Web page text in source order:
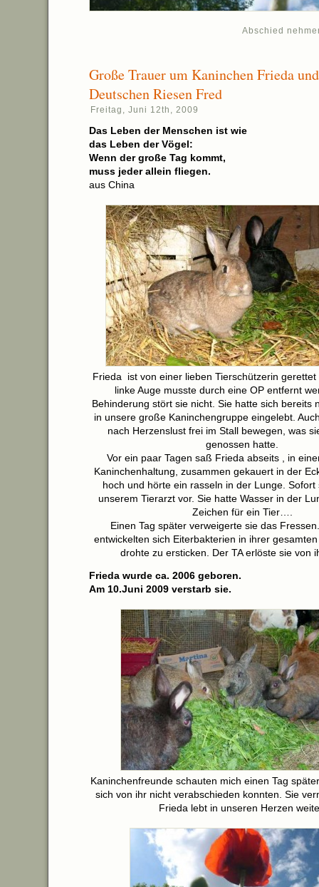
Abschied
Große Trauer um Kaninchen Frieda
Deutschen Riesen Fred
Freitag, Juni 12th, 2009
Das Leben der Menschen ist wie
das Leben der Vögel:
Wenn der große Tag kommt,
muss jeder allein fliegen.
aus China
Frieda ist von einer lieben Tierschützerin
linke Auge musste durch eine OP entfernt
Behinderung stört sie nicht. Sie hatte sich bereits
in unsere große Kaninchengruppe eingelebt.
nach Herzenslust frei im Stall bewegen, was
genossen hatte.
Vor ein paar Tagen saß Frieda abseits , in
Kaninchenhaltung, zusammen gekauert in der
hoch und hörte ein rasseln in der Lunge. Sofort
unserem Tierarzt vor. Sie hatte Wasser in der
Zeichen für ein Tier….
Einen Tag später verweigerte sie das
entwickelten sich Eiterbakterien in ihrer
drohte zu ersticken. Der TA erlöste sie von
Frieda wurde ca. 2006 geboren.
Am 10.Juni 2009 verstarb sie.
Kaninchenfreunde schauten mich einen Tag
sich von ihr nicht verabschieden konnten. Sie
Frieda lebt in unseren Herzen